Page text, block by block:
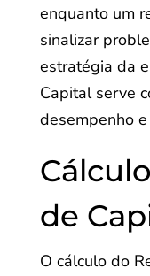
enquanto um
sinalizar
estratégia da
Capital serve
desempenho
de
O cálculo do